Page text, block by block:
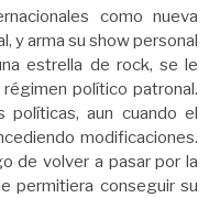
como nueva
y arma su show personal
estrella de rock, se le
político patronal.
aun cuando el
modificaciones.
de volver a pasar por la
permitiera conseguir su